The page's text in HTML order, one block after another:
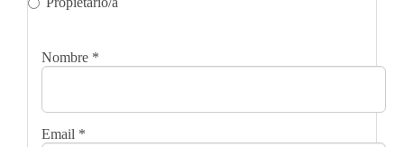
Nombre *
Email *